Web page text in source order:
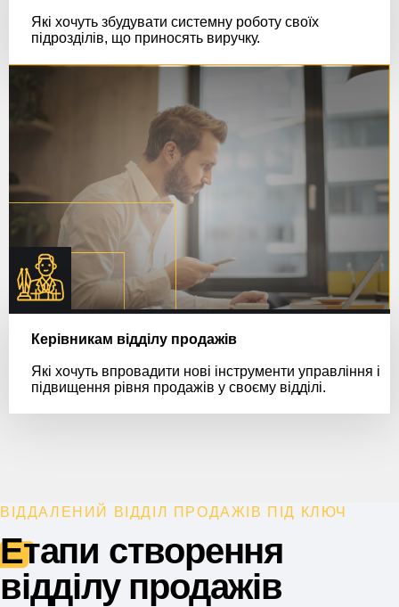
Які хочуть збудувати системну роботу своїх
підрозділів, що приносять виручку.
Керівникам відділу продажів
Які хочуть впровадити нові інструменти управління і
підвищення рівня продажів у своєму відділі.
ВІДДАЛЕНИЙ ВІДДІЛ ПРОДАЖІВ ПІД КЛЮЧ
Етапи створення
відділу продажів